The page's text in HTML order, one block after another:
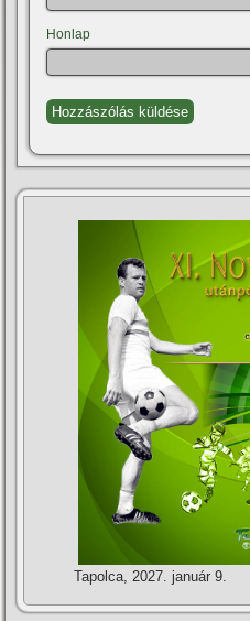
Honlap
Tapolca, 2027. január 9.